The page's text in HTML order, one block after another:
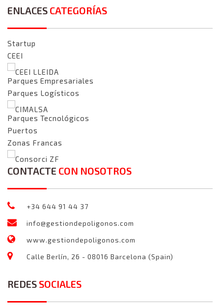
ENLACES CATEGORÍAS
Startup
CEEI
CEEI LLEIDA
Parques Empresariales
Parques Logísticos
CIMALSA
Parques Tecnológicos
Puertos
Zonas Francas
Consorci ZF
CONTACTE CON NOSOTROS
+34 644 91 44 37
info@gestiondepoligonos.com
www.gestiondepoligonos.com
Calle Berlín, 26 - 08016 Barcelona (Spain)
REDES SOCIALES